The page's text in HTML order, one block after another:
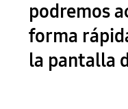
podremos
forma
la pantalla